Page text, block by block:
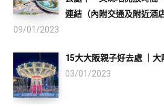
連結（內附交通及附近酒店
09/01/2023
15大大阪親子好去處 ｜
03/01/2023